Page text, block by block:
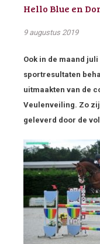
Hello Blue en
9 augustus 2019
Ook in de maand
sportresultaten
uitmaakten van de
Veulenveiling. Zo
geleverd door de